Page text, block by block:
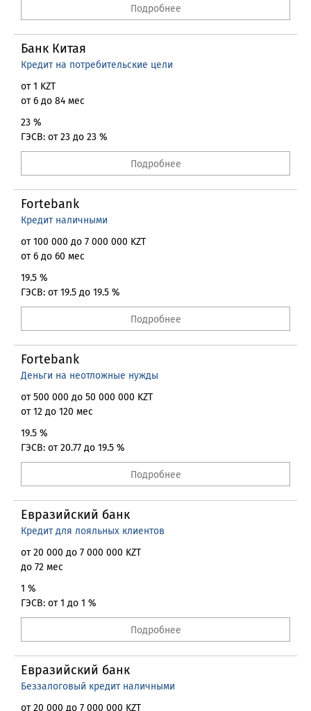
Подробнее
Банк Китая
Кредит на потребительские цели
от 1 KZT
от 6 до 84 мес
23 %
ГЭСВ: от 23 до 23 %
Подробнее
Fortebank
Кредит наличными
от 100 000 до 7 000 000 KZT
от 6 до 60 мес
19.5 %
ГЭСВ: от 19.5 до 19.5 %
Подробнее
Fortebank
Деньги на неотложные нужды
от 500 000 до 50 000 000 KZT
от 12 до 120 мес
19.5 %
ГЭСВ: от 20.77 до 19.5 %
Подробнее
Евразийский банк
Кредит для лояльных клиентов
от 20 000 до 7 000 000 KZT
до 72 мес
1 %
ГЭСВ: от 1 до 1 %
Подробнее
Евразийский банк
Беззалоговый кредит наличными
от 20 000 до 7 000 000 KZT